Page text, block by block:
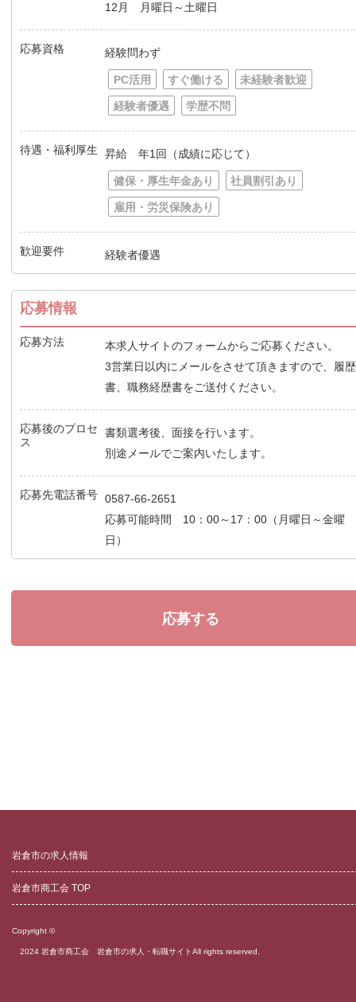
12月 月曜日～土曜日
応募資格 経験問わず
PC活用 すぐ働ける 未経験者歓迎
経験者優遇 学歴不問
待遇・福利厚生 昇給 年1回（成績に応じて）
健保・厚生年金あり 社員割引あり
雇用・労災保険あり
歓迎要件 経験者優遇
応募情報
応募方法
本求人サイトのフォームからご応募ください。
3営業日以内にメールをさせて頂きますので、履歴
書、職務経歴書をご送付ください。
応募後のプロセ
ス
書類選考後、面接を行います。
別途メールでご案内いたします。
応募先電話番号 0587-66-2651
応募可能時間 10：00～17：00（月曜日～金曜
日）
応募する
岩倉市の求人情報
岩倉市商工会 TOP
Copyright ©
2024 岩倉市商工会 岩倉市の求人・転職サイトAll rights reserved.